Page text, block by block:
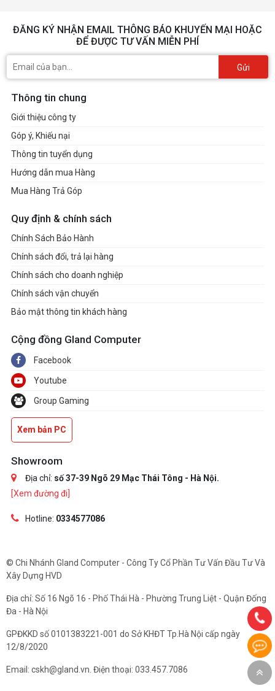
ĐĂNG KÝ NHẬN EMAIL THÔNG BÁO KHUYẾN MẠI HOẶC
ĐỂ ĐƯỢC TƯ VẤN MIỄN PHÍ
Gửi
Thông tin chung
Giới thiệu công ty
Góp ý, Khiếu nại
Thông tin tuyển dụng
Hướng dẫn mua Hàng
Mua Hàng Trả Góp
Quy định & chính sách
Chính Sách Bảo Hành
Chính sách đổi, trả lại hàng
Chính sách cho doanh nghiệp
Chính sách vận chuyển
Bảo mật thông tin khách hàng
Cộng đồng Gland Computer
Facebook
Youtube
Group Gaming
Xem bản PC
Showroom
Địa chỉ: số 37-39 Ngõ 29 Mạc Thái Tông - Hà Nội.
[Xem đường đi]
Hotline: 0334577086
© Chi Nhánh Gland Computer - Công Ty Cổ Phần Tư Vấn Đầu Tư Và
Xây Dựng HVD
Địa chỉ: Số 16 Ngõ 16 - Phố Thái Hà - Phường Trung Liệt - Quận Đống
Đa - Hà Nội
GPĐKKD số 0101383221-001 do Sở KHĐT Tp.Hà Nội cấp ngày
12/8/2020
Email: cskh@gland.vn. Điện thoại: 033.457.7086